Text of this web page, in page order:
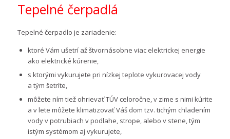
Tepelné čerpadlá
Tepelné čerpadlo je zariadenie:
ktoré Vám ušetrí až štvornásobne viac elektrickej energie
ako elektrické kúrenie,
s ktorými vykurujete pri nízkej teplote vykurovacej vody
a tým šetríte,
môžete ním tiež ohrievať TÚV celoročne, v zime s nimi kúrite
a v lete môžete klimatizovať Váš dom tzv. tichým chladením
vody v potrubiach v podlahe, strope, alebo v stene, tým
istým systémom aj vykurujete,